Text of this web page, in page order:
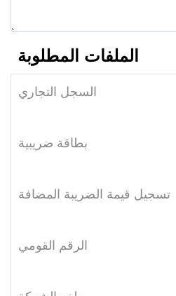
الملفات المطلوبة
السجل التجاري
بطاقة ضريبية
تسجيل قيمة الضريبة المضافة
الرقم القومي